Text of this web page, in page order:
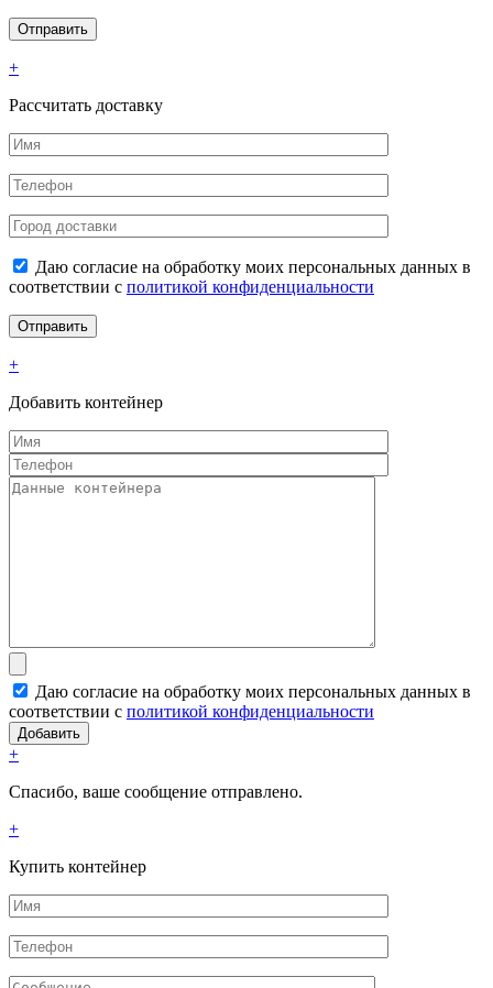
+
Рассчитать доставку
Даю согласие на обработку моих персональных данных в
соответствии с политикой конфиденциальности
+
Добавить контейнер
Даю согласие на обработку моих персональных данных в
соответствии с политикой конфиденциальности
+
Спасибо, ваше сообщение отправлено.
+
Купить контейнер